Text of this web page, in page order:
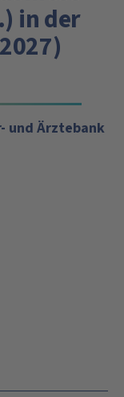
in der
und Ärztebank